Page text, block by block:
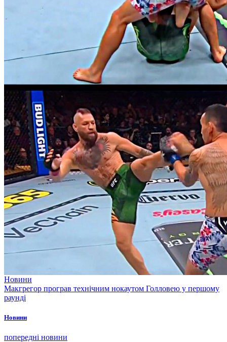
Новини
Макгрегор програв технічним нокаутом Голловею у першому
раунді
Новини
попередні новини